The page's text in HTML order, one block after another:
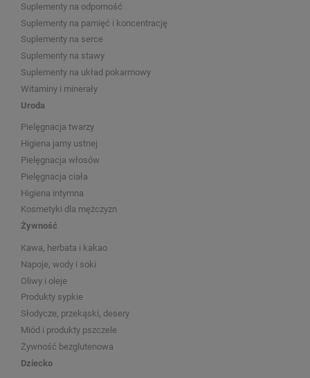
Suplementy na odporność
Suplementy na pamięć i koncentrację
Suplementy na serce
Suplementy na stawy
Suplementy na układ pokarmowy
Witaminy i minerały
Uroda
Pielęgnacja twarzy
Higiena jamy ustnej
Pielęgnacja włosów
Pielęgnacja ciała
Higiena intymna
Kosmetyki dla mężczyzn
Żywność
Kawa, herbata i kakao
Napoje, wody i soki
Oliwy i oleje
Produkty sypkie
Słodycze, przekąski, desery
Miód i produkty pszczele
Żywność bezglutenowa
Dziecko